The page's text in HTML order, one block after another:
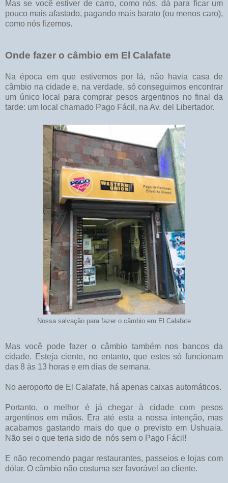
Mas se você estiver de carro, como nós, dá para ficar um
pouco mais afastado, pagando mais barato (ou menos caro),
como nós fizemos.
Onde fazer o câmbio em El Calafate
Na época em que estivemos por lá, não havia casa de
câmbio na cidade e, na verdade, só conseguimos encontrar
um único local para comprar pesos argentinos no final da
tarde: um local chamado Pago Fácil, na Av. del Libertador.
Nossa salvação para fazer o câmbio em El Calafate
Mas você pode fazer o câmbio também nos bancos da
cidade. Esteja ciente, no entanto, que estes só funcionam
das 8 às 13 horas e em dias de semana.
No aeroporto de El Calafate, há apenas caixas automáticos.
Portanto, o melhor é já chegar à cidade com pesos
argentinos em mãos. Era até esta a nossa intenção, mas
acabamos gastando mais do que o previsto em Ushuaia.
Não sei o que teria sido de nós sem o Pago Fácil!
E não recomendo pagar restaurantes, passeios e lojas com
dólar. O câmbio não costuma ser favorável ao cliente.